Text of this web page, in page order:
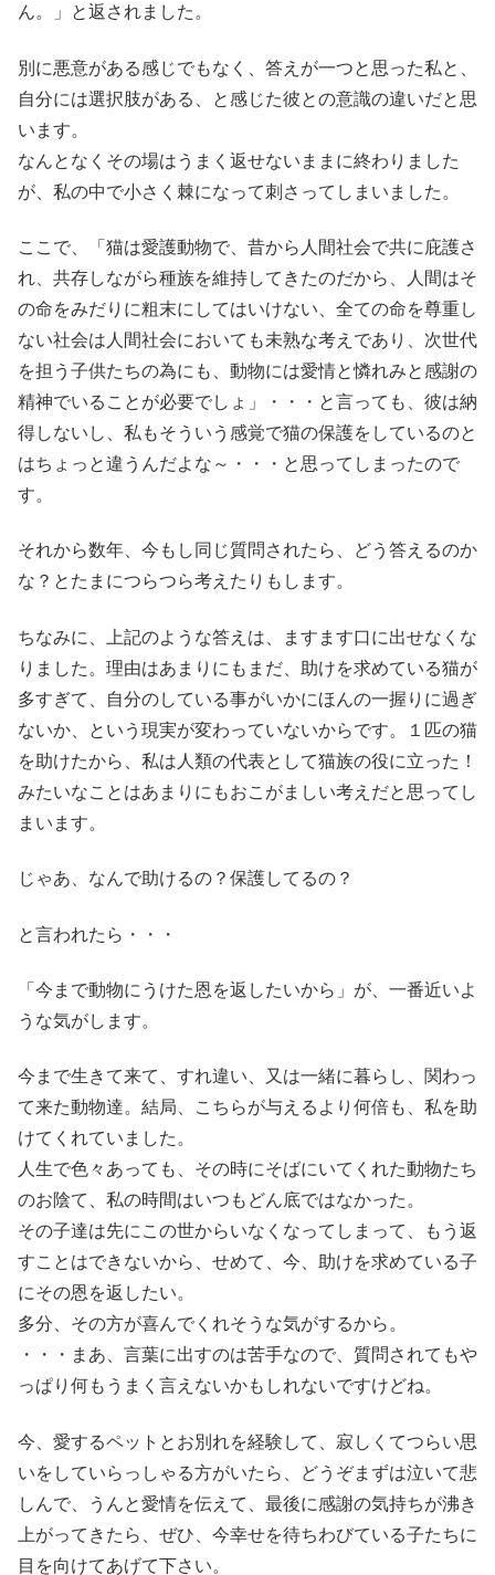
ん。」と返されました。
別に悪意がある感じでもなく、答えが一つと思った私と、
自分には選択肢がある、と感じた彼との意識の違いだと思
います。
なんとなくその場はうまく返せないままに終わりました
が、私の中で小さく棘になって刺さってしまいました。
ここで、「猫は愛護動物で、昔から人間社会で共に庇護さ
れ、共存しながら種族を維持してきたのだから、人間はそ
の命をみだりに粗末にしてはいけない、全ての命を尊重し
ない社会は人間社会においても未熟な考えであり、次世代
を担う子供たちの為にも、動物には愛情と憐れみと感謝の
精神でいることが必要でしょ」・・・と言っても、彼は納
得しないし、私もそういう感覚で猫の保護をしているのと
はちょっと違うんだよな～・・・と思ってしまったので
す。
それから数年、今もし同じ質問されたら、どう答えるのか
な？とたまにつらつら考えたりもします。
ちなみに、上記のような答えは、ますます口に出せなくな
りました。理由はあまりにもまだ、助けを求めている猫が
多すぎて、自分のしている事がいかにほんの一握りに過ぎ
ないか、という現実が変わっていないからです。１匹の猫
を助けたから、私は人類の代表として猫族の役に立った！
みたいなことはあまりにもおこがましい考えだと思ってし
まいます。
じゃあ、なんで助けるの？保護してるの？
と言われたら・・・
「今まで動物にうけた恩を返したいから」が、一番近いよ
うな気がします。
今まで生きて来て、すれ違い、又は一緒に暮らし、関わっ
て来た動物達。結局、こちらが与えるより何倍も、私を助
けてくれていました。
人生で色々あっても、その時にそばにいてくれた動物たち
のお陰て、私の時間はいつもどん底ではなかった。
その子達は先にこの世からいなくなってしまって、もう返
すことはできないから、せめて、今、助けを求めている子
にその恩を返したい。
多分、その方が喜んでくれそうな気がするから。
・・・まあ、言葉に出すのは苦手なので、質問されてもや
っぱり何もうまく言えないかもしれないですけどね。
今、愛するペットとお別れを経験して、寂しくてつらい思
いをしていらっしゃる方がいたら、どうぞまずは泣いて悲
しんで、うんと愛情を伝えて、最後に感謝の気持ちが沸き
上がってきたら、ぜひ、今幸せを待ちわびている子たちに
目を向けてあげて下さい。